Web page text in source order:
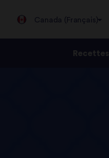
Canada (Français)
Recettes